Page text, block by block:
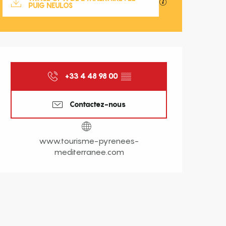
PUIG NEULOS
Ouverture et coordonnées
+33 4 48 98 00 ▒▒
Contactez-nous
www.tourisme-pyrenees-
mediterranee.com